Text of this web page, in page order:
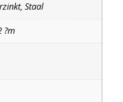
Staal
?m